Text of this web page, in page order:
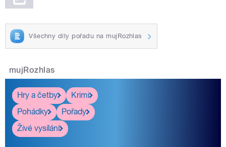
Všechny díly pořadu na mujRozhlas
mujRozhlas
Hry a četby
Krimi
Pohádky
Pořady
Živé vysílání